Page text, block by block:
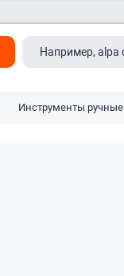
Инструменты ручные